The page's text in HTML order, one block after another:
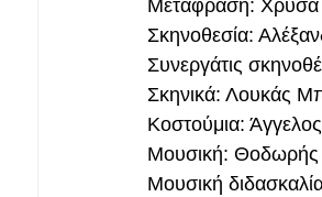
Μετάφραση:
Σκηνοθεσία:
Συνεργάτις
Σκηνικά: Λουκάς
Κοστούμια:
Μουσική: Θοδωρής
Μουσική